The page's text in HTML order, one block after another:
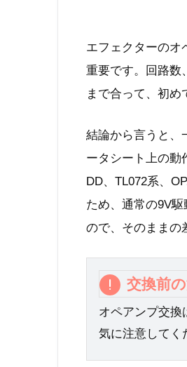
エフェクターのオ
重要です。回路数
まで合って、初め
結論から言うと、
ータシート上の動
DD、TL072系、
ため、通常の9V駆
ので、そのままの
交換前
オペアンプ交換
気に注意してく